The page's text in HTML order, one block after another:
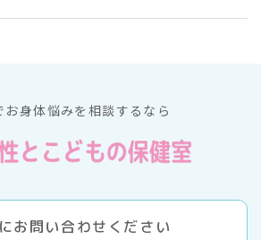
お身体悩みを相談するなら
お問い合わせください